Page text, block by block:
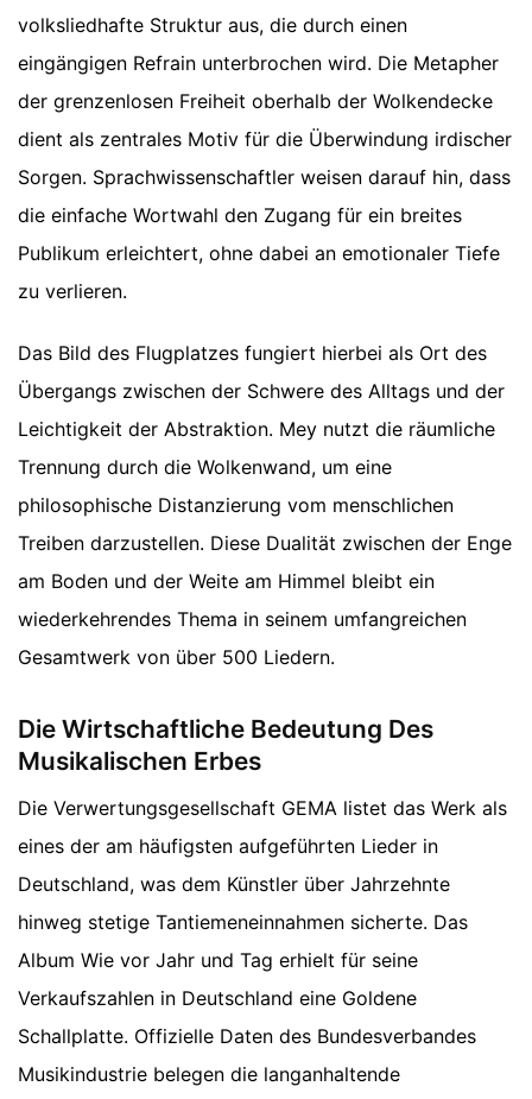
volksliedhafte Struktur aus, die durch einen
eingängigen Refrain unterbrochen wird. Die Metapher
der grenzenlosen Freiheit oberhalb der Wolkendecke
dient als zentrales Motiv für die Überwindung irdischer
Sorgen. Sprachwissenschaftler weisen darauf hin, dass
die einfache Wortwahl den Zugang für ein breites
Publikum erleichtert, ohne dabei an emotionaler Tiefe
zu verlieren.
Das Bild des Flugplatzes fungiert hierbei als Ort des
Übergangs zwischen der Schwere des Alltags und der
Leichtigkeit der Abstraktion. Mey nutzt die räumliche
Trennung durch die Wolkenwand, um eine
philosophische Distanzierung vom menschlichen
Treiben darzustellen. Diese Dualität zwischen der Enge
am Boden und der Weite am Himmel bleibt ein
wiederkehrendes Thema in seinem umfangreichen
Gesamtwerk von über 500 Liedern.
Die Wirtschaftliche Bedeutung Des
Musikalischen Erbes
Die Verwertungsgesellschaft GEMA listet das Werk als
eines der am häufigsten aufgeführten Lieder in
Deutschland, was dem Künstler über Jahrzehnte
hinweg stetige Tantiemeneinnahmen sicherte. Das
Album Wie vor Jahr und Tag erhielt für seine
Verkaufszahlen in Deutschland eine Goldene
Schallplatte. Offizielle Daten des Bundesverbandes
Musikindustrie belegen die langanhaltende